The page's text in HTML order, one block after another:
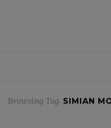
Browsing Tag SIMIAN